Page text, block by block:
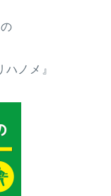
ノメ』